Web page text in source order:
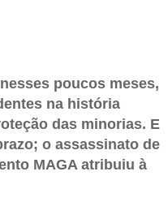
poucos meses,
na história
das minorias. E
o assassinato de
MAGA atribuiu à